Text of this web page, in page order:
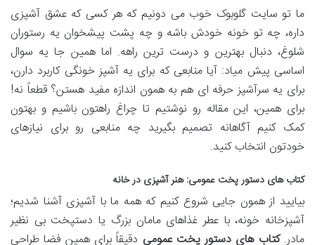
ما تو سایت گلوبوک خوب می دونیم که هر کسی که عشق آشپزی
داره، چه تو خونه خودش باشه و چه پشت پیشخوان یه رستوران
شلوغ، دنبال بهترین و درست ترین راهه. اما همین جا یه سوال
اساسی پیش میاد: آیا منابعی که برای یه آشپز خونگی کاربرد دارن،
برای یه سرآشپز حرفه ای هم به همون اندازه مفید هستن؟ قطعاً نه!
برای همین، این مقاله رو نوشتیم تا چراغ راهتون باشیم و بهتون
کمک کنیم آگاهانه تصمیم بگیرید چه منابعی رو برای نیازهای
خودتون انتخاب کنید.
کتاب های دستور پخت عمومی: هنر آشپزی در خانه
بیایید از همون جایی شروع کنیم که همه ما با آشپزی آشنا شدیم؛
آشپزخانه خونه، با عطر غذاهای مامان بزرگ یا دستپخت بی نظیر
مادر.کتاب های دستور پخت عمومی دقیقاً برای همین فضا طراحی